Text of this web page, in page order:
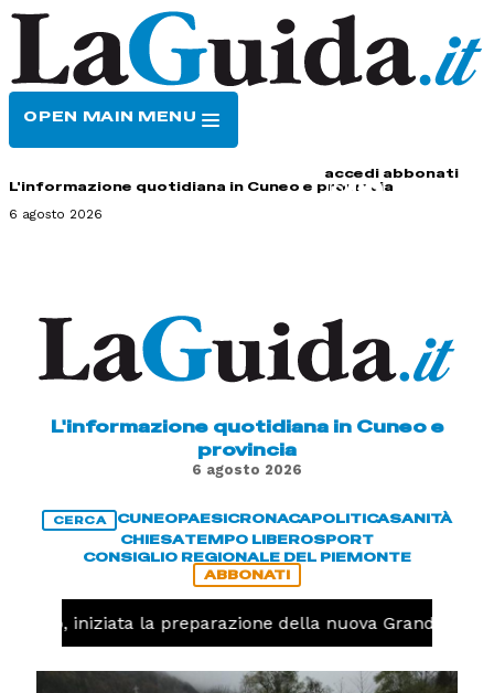
OPEN MAIN MENU
accedi abbonati
L'informazione quotidiana in Cuneo e provincia
6 agosto 2026
L'informazione quotidiana in Cuneo e
provincia
6 agosto 2026
CERCA CUNEOPAESICRONACAPOLITICASANITÀ
CHIESATEMPO LIBEROSPORT
CONSIGLIO REGIONALE DEL PIEMONTE
ABBONATI
iniziata la preparazione della nuova Granda Volley